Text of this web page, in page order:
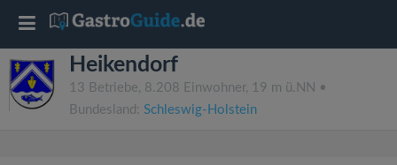
Heikendorf
13 Betriebe, 8.208 Einwohner, 19 m ü.NN •
Bundesland: Schleswig-Holstein
T
o